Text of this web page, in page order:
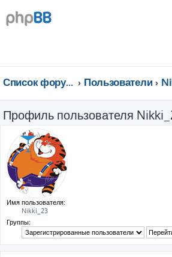
Список форумов Пользователи
Профиль пользователя
Имя пользователя:
Nikki_23
Группы: